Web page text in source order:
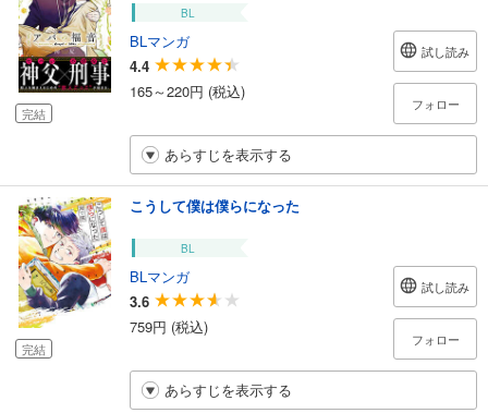
完結
BL
BLマンガ
4.4
165～220円 (税込)
試し読み
フォロー
あらすじを表示する
完結
こうして僕は僕らになった
BL
BLマンガ
3.6
759円 (税込)
試し読み
フォロー
あらすじを表示する